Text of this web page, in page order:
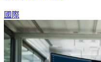
國際